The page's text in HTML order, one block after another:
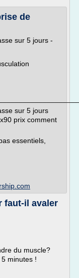
de
sur 5 jours -
sur 5 jours
prix comment
essentiels,
faut-il avaler
du muscle?
minutes !